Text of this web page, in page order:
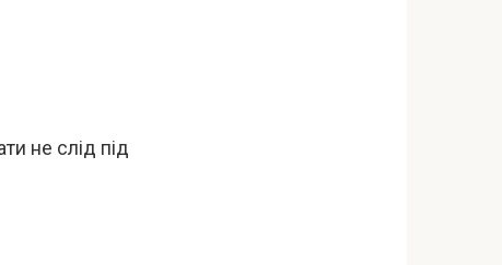
не слід під